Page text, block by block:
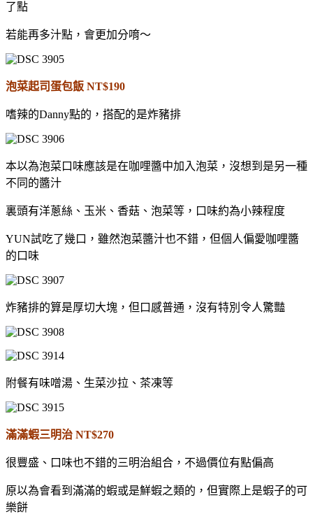
了點
若能再多汁點，會更加分唷～
泡菜起司蛋包飯 NT$190
嗜辣的Danny點的，搭配的是炸豬排
本以為泡菜口味應該是在咖哩醬中加入泡菜，沒想到是另一種
不同的醬汁
裏頭有洋蔥絲、玉米、香菇、泡菜等，口味約為小辣程度
YUN試吃了幾口，雖然泡菜醬汁也不錯，但個人偏愛咖哩醬
的口味
炸豬排的算是厚切大塊，但口感普通，沒有特別令人驚豔
附餐有味噌湯、生菜沙拉、茶凍等
滿滿蝦三明治 NT$270
很豐盛、口味也不錯的三明治組合，不過價位有點偏高
原以為會看到滿滿的蝦或是鮮蝦之類的，但實際上是蝦子的可
樂餅